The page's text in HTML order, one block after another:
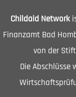
Childaid Network
Finanzamt Bad
von der
Die Abschlüsse